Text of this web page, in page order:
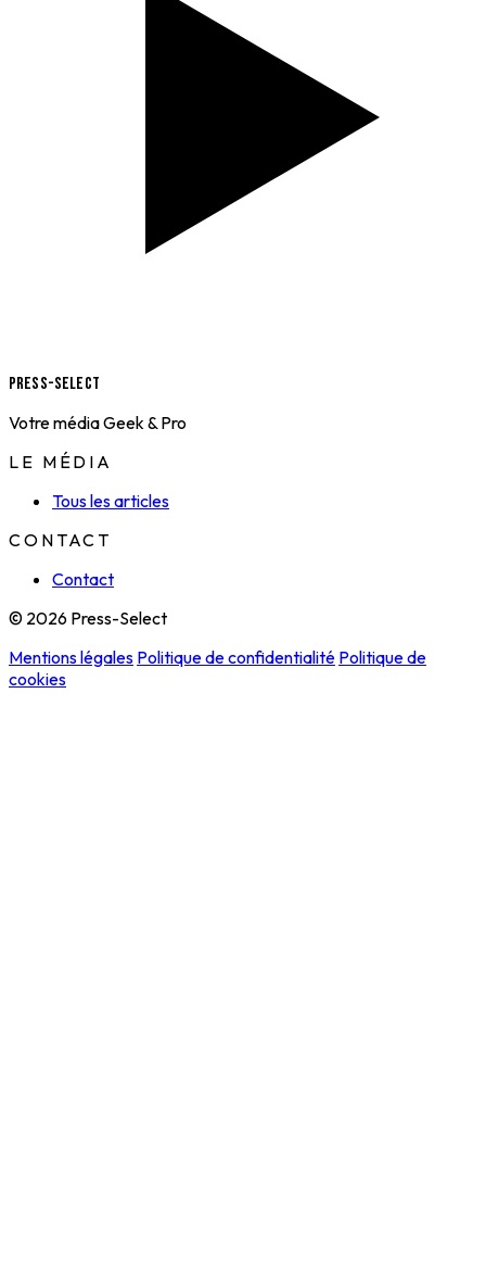
Press-Select
Votre média Geek & Pro
LE MÉDIA
Tous les articles
CONTACT
Contact
© 2026 Press-Select
Mentions légales Politique de confidentialité Politique de
cookies